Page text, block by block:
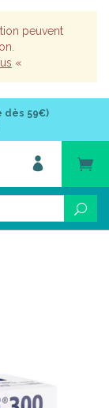
peuvent
«
dès 59€)